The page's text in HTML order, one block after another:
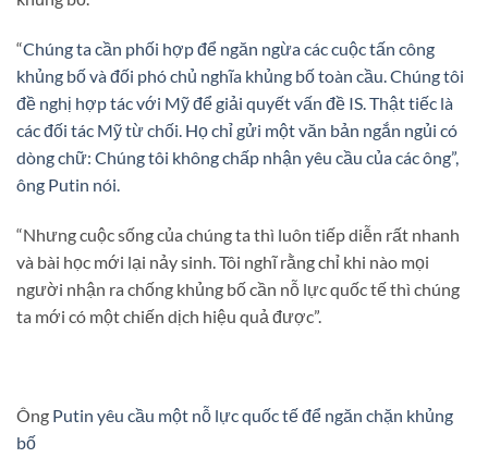
“Chúng ta cần phối hợp để ngăn ngừa các cuộc tấn công
khủng bố và đối phó chủ nghĩa khủng bố toàn cầu. Chúng tôi
đề nghị hợp tác với Mỹ để giải quyết vấn đề IS. Thật tiếc là
các đối tác Mỹ từ chối. Họ chỉ gửi một văn bản ngắn ngủi có
dòng chữ: Chúng tôi không chấp nhận yêu cầu của các ông”,
ông Putin nói.
“Nhưng cuộc sống của chúng ta thì luôn tiếp diễn rất nhanh
và bài học mới lại nảy sinh. Tôi nghĩ rằng chỉ khi nào mọi
người nhận ra chống khủng bố cần nỗ lực quốc tế thì chúng
ta mới có một chiến dịch hiệu quả được”.
Ông Putin yêu cầu một nỗ lực quốc tế để ngăn chặn khủng
bố